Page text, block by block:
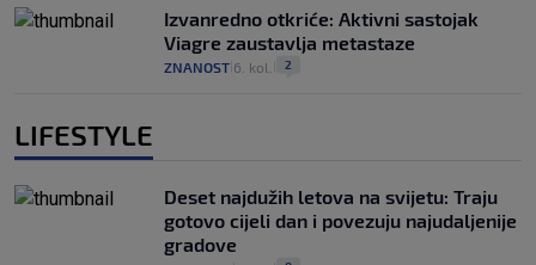
Izvanredno otkriće: Aktivni sastojak
Viagre zaustavlja metastaze
ZNANOST 6. kol. 2
LIFESTYLE
Deset najdužih letova na svijetu: Traju
gotovo cijeli dan i povezuju najudaljenije
gradove